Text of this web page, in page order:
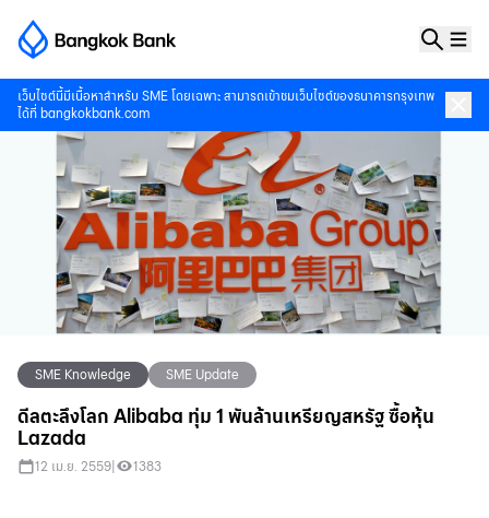
เว็บไซต์นี้มีเนื้อหาสำหรับ SME โดยเฉพาะ สามารถเข้าชมเว็บไซต์ของธนาคารกรุงเทพ
ได้ที่ bangkokbank.com
SME Knowledge SME Update
ดีลตะลึงโลก Alibaba ทุ่ม 1 พันล้านเหรียญสหรัฐ ซื้อหุ้น
Lazada
12 เม.ย. 2559 1383